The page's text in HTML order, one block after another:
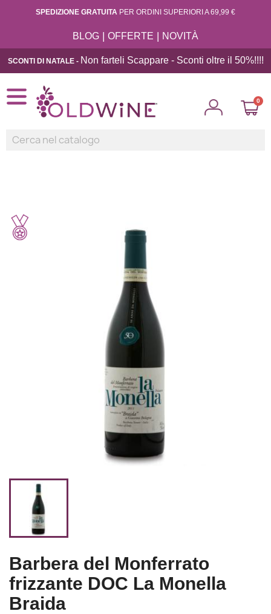
SPEDIZIONE GRATUITA PER ORDINI SUPERIORI A 69,99 €
BLOG | OFFERTE | NOVITÀ
SCONTI DI NATALE - Non farteli Scappare - Sconti oltre il 50%!!!!
Barbera del Monferrato
frizzante DOC La Monella
Braida